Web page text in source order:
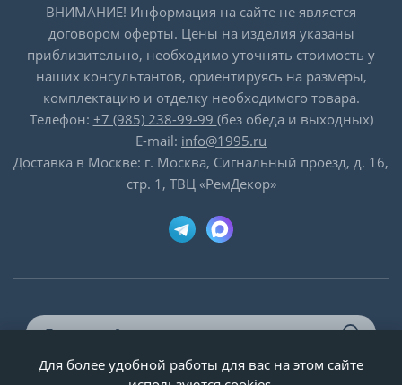
ВНИМАНИЕ! Информация на сайте не является
договором оферты. Цены на изделия указаны
приблизительно, необходимо уточнять стоимость у
наших консультантов, ориентируясь на размеры,
комплектацию и отделку необходимого товара.
Телефон: +7 (985) 238-99-99 (без обеда и выходных)
E-mail: info@1995.ru
Доставка в Москве: г. Москва, Сигнальный проезд, д. 16,
стр. 1, ТВЦ «РемДекор»
© ООО «Двери-и-точка», ИНН 5020092947, 1995-2026 г.
Для более удобной работы для вас на этом сайте